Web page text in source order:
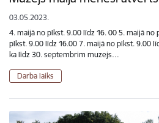
03.05.2023.
4. maijā no plkst. 9.00 līdz 16. 00 5. maijā no
plkst. 9.00 līdz 16.00 7. maijā no plkst. 9.00
ka līdz 30. septembrim muzejs…
Darba laiks